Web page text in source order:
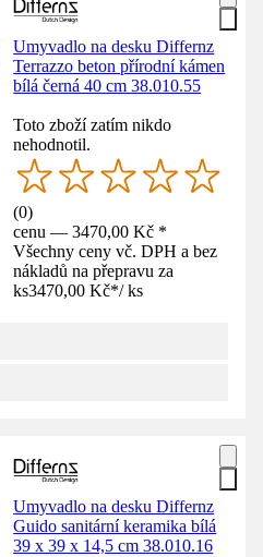
Umyvadlo na desku Differnz
Terrazzo beton přírodní kámen
bílá černá 40 cm 38.010.55
Toto zboží zatím nikdo
nehodnotil.
(0)
cenu — 3470,00 Kč *
Všechny ceny vč. DPH a bez
nákladů na přepravu za
ks3470,00 Kč*/ ks
Umyvadlo na desku Differnz
Guido sanitární keramika bílá
39 x 39 x 14,5 cm 38.010.16